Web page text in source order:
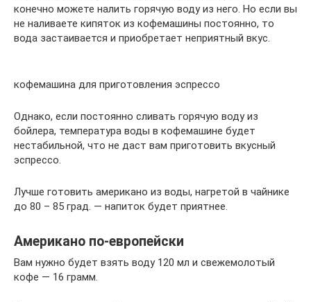
конечно можете налить горячую воду из него. Но если вы
не наливаете кипяток из кофемашины постоянно, то
вода застаивается и приобретает неприятный вкус.
кофемашина для приготовления эспрессо
Однако, если постоянно сливать горячую воду из
бойлера, температура воды в кофемашине будет
нестабильной, что не даст вам приготовить вкусный
эспрессо.
Лучше готовить американо из воды, нагретой в чайнике
до 80 – 85 град. — напиток будет приятнее.
Американо по-европейски
Вам нужно будет взять воду 120 мл и свежемолотый
кофе — 16 грамм.